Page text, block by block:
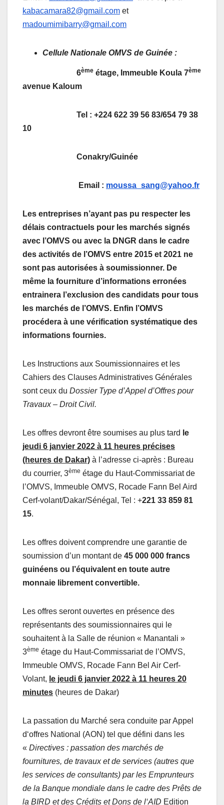
kabacamara82@gmail.com et
madoumimibarry@gmail.com
Cellule Nationale OMVS de Guinée :
6ème étage, Immeuble Koula 7ème
avenue Kaloum
Tel : +224 622 39 56 83/654 79 38
10
Conakry/Guinée
Email : moussa_sang@yahoo.fr
Les entreprises n’ayant pas pu respecter les
délais contractuels pour les marchés signés
avec l’OMVS ou avec la DNGR dans le cadre
des activités de l’OMVS entre 2015 et 2021 ne
sont pas autorisées à soumissionner. De
même la fourniture d’informations erronées
entrainera l’exclusion des candidats pour tous
les marchés de l’OMVS. Enfin l ’OMVS
procédera à une vérification systématique des
informations fournies.
Les Instructions aux Soumissionnaires et les
Cahiers des Clauses Administratives Générales
sont ceux du Dossier Type d’Appel d’Offres pour
Travaux – Droit Civil.
Les offres devront être soumises au plus tard le
jeudi 6 janvier 2022 à 11 heures précises
(heures de Dakar) à l’adresse ci-après : Bureau
du courrier, 3ème étage du Haut-Commissariat de
l’OMVS, Immeuble OMVS, Rocade Fann Bel Aird
Cerf-volant/Dakar/Sénégal, Tel : +221 33 859 81
15.
Les offres doivent comprendre une garantie de
soumission d’un montant de 45 000 000 francs
guinéens ou l’équivalent en toute autre
monnaie librement convertible.
Les offres seront ouvertes en présence des
représentants des soumissionnaires qui le
souhaitent à la Salle de réunion « Manantali »
3ème étage du Haut-Commissariat de l’OMVS,
Immeuble OMVS, Rocade Fann Bel Air Cerf-
Volant, le jeudi 6 janvier 2022 à 11 heures 20
minutes (heures de Dakar)
La passation du Marché sera conduite par Appel
d‘offres National (AON) tel que défini dans les
« Directives : passation des marchés de
fournitures, de travaux et de services (autres que
les services de consultants) par les Emprunteurs
de la Banque mondiale dans le cadre des Prêts de
la BIRD et des Crédits et Dons de l‘AID Edition